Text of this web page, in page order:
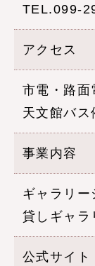
TEL.099-
アクセス
市電・路面
天文館バス
事業内容
ギャラリー
貸しギャラ
公式サイト